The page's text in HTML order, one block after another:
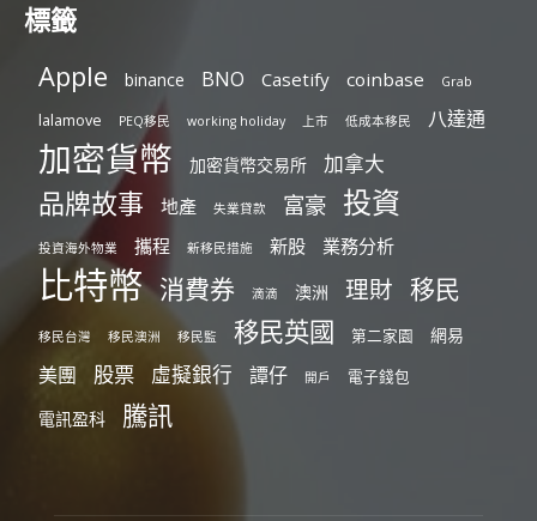
標籤
Apple binance BNO Casetify coinbase Grab
lalamove PEQ移民 working holiday 上市 低成本移民 八達通
加密貨幣 加密貨幣交易所 加拿大
品牌故事 地產 失業貸款 富豪 投資
投資海外物業 攜程 新移民措施 新股 業務分析
比特幣 消費券 滴滴 澳洲 理財 移民
移民台灣 移民澳洲 移民監 移民英國 第二家園 網易
美團 股票 虛擬銀行 譚仔 開戶 電子錢包
電訊盈科 騰訊